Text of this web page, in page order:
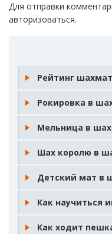
Для отправки
авторизоваться.
Рейтинг
Рокировка в
Мельница в
Шах королю в
Детский мат в
Как научиться
Как ходит